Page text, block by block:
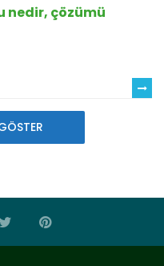
nedir, çözümü